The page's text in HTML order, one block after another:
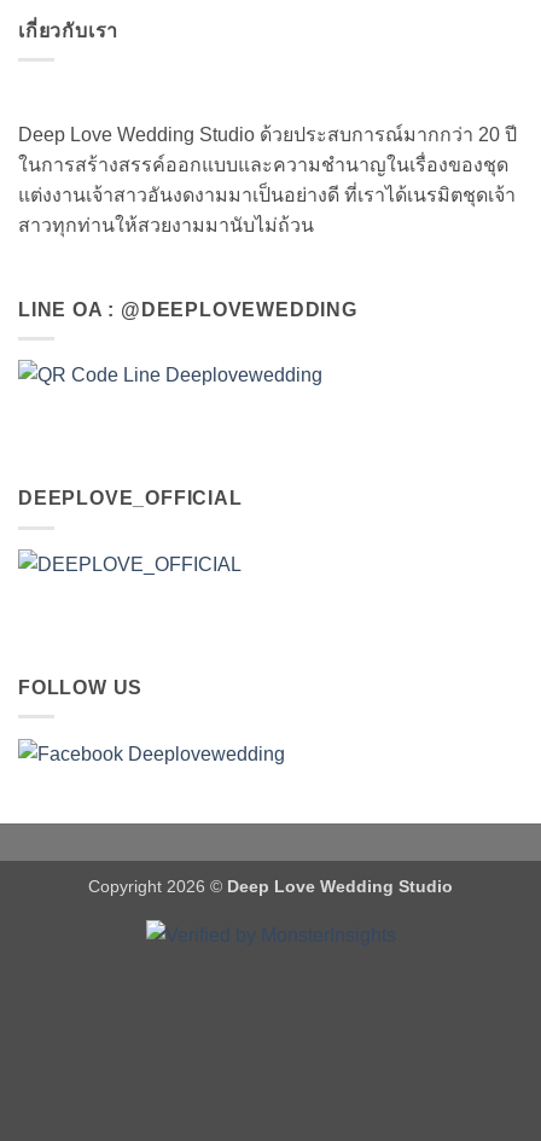
เกี่ยวกับเรา
Deep Love Wedding Studio ด้วยประสบการณ์มากกว่า 20 ปี
ในการสร้างสรรค์ออกแบบและความชำนาญในเรื่องของชุด
แต่งงานเจ้าสาวอันงดงามมาเป็นอย่างดี ที่เราได้เนรมิตชุดเจ้า
สาวทุกท่านให้สวยงามมานับไม่ถ้วน
LINE OA : @DEEPLOVEWEDDING
DEEPLOVE_OFFICIAL
FOLLOW US
Copyright 2026 © Deep Love Wedding Studio